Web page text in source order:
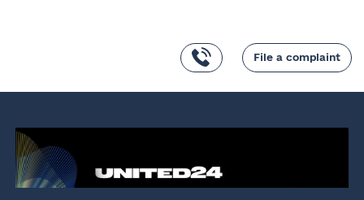
File a complaint